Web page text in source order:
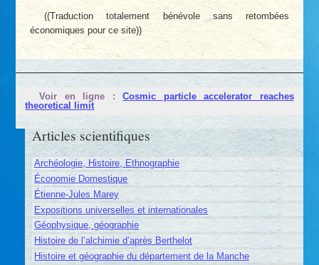
((Traduction totalement bénévole sans retombées
économiques pour ce site))
Voir en ligne :Cosmic particle accelerator reaches
theoretical limit
Articles scientifiques
Archéologie, Histoire, Ethnographie
Économie Domestique
Étienne-Jules Marey
Expositions universelles et internationales
Géophysique, géographie
Histoire de l’alchimie d’après Berthelot
Histoire et géographie du département de la Manche